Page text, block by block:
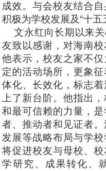
成效。与会校友结合
积极为学校发展及“十五
文永红向长期以来
友致以感谢，对海南校
他表示，校友之家不
定的活动场所，更象
体化、长效化，标志
上了新台阶。他指出
和最可信赖的力量，
者、推动者和见证者
发展等战略布局与学
将促进校友与母校、
学研究、成果转化、